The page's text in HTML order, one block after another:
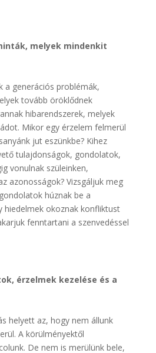
melyek mindenkit
a generációs problémák,
tovább öröklődnek
hibarendszerek, melyek
Mikor egy érzelem felmerül
jut eszünkbe? Kihez
tulajdonságok, gondolatok,
vonulnak szüleinken,
azonosságok? Vizsgáljuk meg
húznak be a
hiedelmek okoznak konfliktust
fenntartani a szenvedéssel
érzelmek kezelése és a
helyett az, hogy nem állunk
A körülményektől
De nem is merülünk bele,